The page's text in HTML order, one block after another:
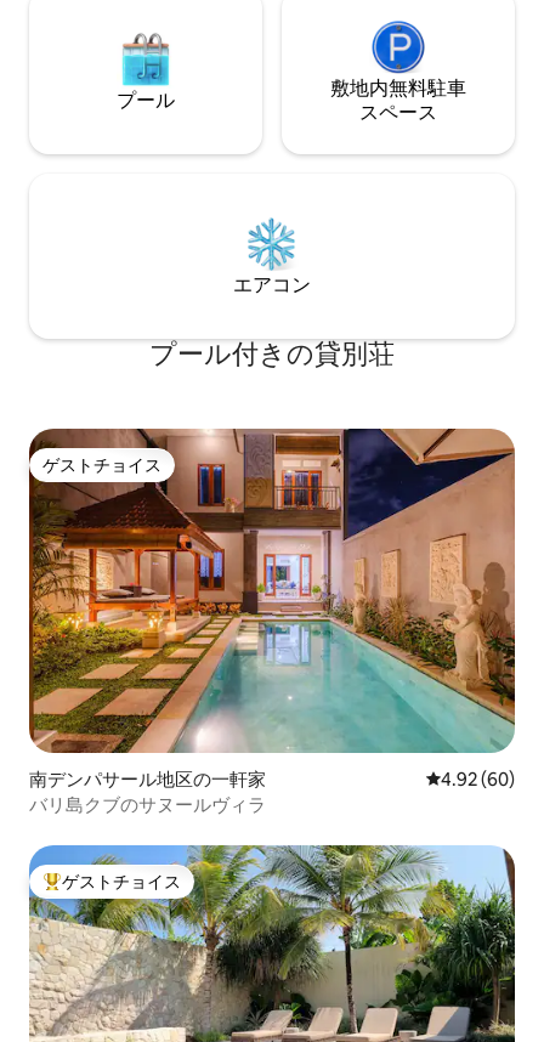
プール
敷地内無料駐⁠車
ス⁠ペ⁠ー⁠ス
エアコン
プール付きの貸別荘
ゲストチョイス
ゲストチョイス
南デンパサール地区の一軒家 レビュー60
4.92 (60)
バリ島クブのサヌールヴィラ
大好評のゲストチョイスです。
ゲストチョイス